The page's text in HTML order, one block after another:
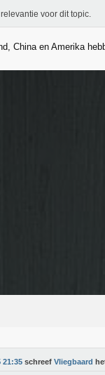
voor dit topic.
China en Amerika
21:35 schreef Vliegbaard